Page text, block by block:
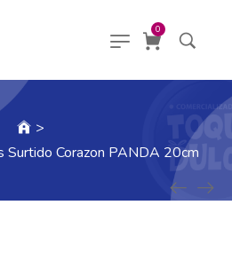
0
>
Corazon PANDA 20cm